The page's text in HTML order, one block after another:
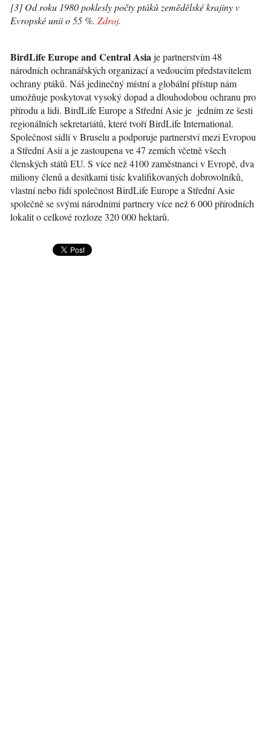
[3] Od roku 1980 poklesly počty ptáků zemědělské krajiny v
Evropské unii o 55 %. Zdroj.
BirdLife Europe and Central Asiaje partnerstvím 48
národních ochranářských organizací a vedoucím představitelem
ochrany ptáků. Náš jedinečný místní a globální přístup nám
umožňuje poskytovat vysoký dopad a dlouhodobou ochranu pro
přírodu a lidi. BirdLife Europe a Střední Asie je jedním ze šesti
regionálních sekretariátů, které tvoří BirdLife International.
Společnost sídlí v Bruselu a podporuje partnerství mezi Evropou
a Střední Asií a je zastoupena ve 47 zemích včetně všech
členských států EU. S více než 4100 zaměstnanci v Evropě, dva
miliony členů a desítkami tisíc kvalifikovaných dobrovolníků,
vlastní nebo řídí společnost BirdLife Europe a Střední Asie
společně se svými národními partnery více než 6 000 přírodních
lokalit o celkové rozloze 320 000 hektarů.